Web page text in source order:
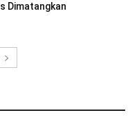
Dimatangkan